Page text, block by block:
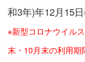
和3年)年12月15
※新型コロナウイル
末・10月末の利用期